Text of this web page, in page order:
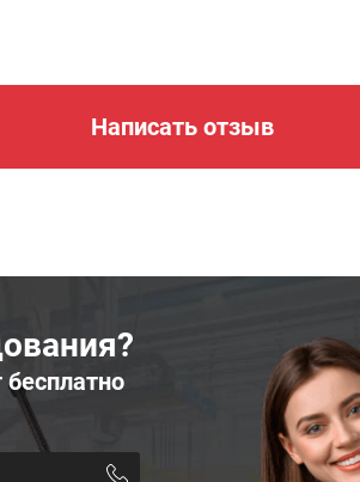
Написать отзыв
бесплатно